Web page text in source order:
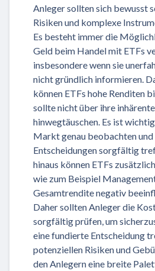
Anleger sollten sich bewusst
Risiken und komplexe
Es besteht immer die
Geld beim Handel mit ETFs
insbesondere wenn sie
nicht gründlich informieren.
können ETFs hohe Renditen
sollte nicht über ihre
hinwegtäuschen. Es ist
Markt genau beobachten und
Entscheidungen sorgfältig
hinaus können ETFs
wie zum Beispiel
Gesamtrendite negativ
Daher sollten Anleger die
sorgfältig prüfen, um
eine fundierte Entscheidung
potenziellen Risiken und
den Anlegern eine breite